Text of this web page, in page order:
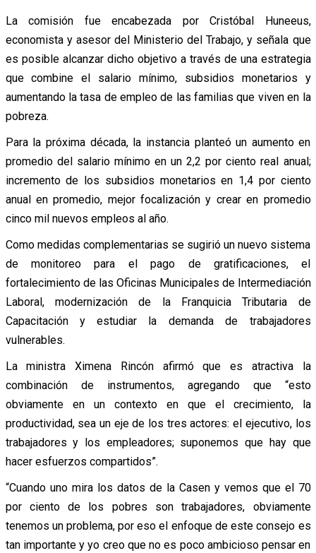
La comisión fue encabezada por Cristóbal Huneeus,
economista y asesor del Ministerio del Trabajo, y señala que
es posible alcanzar dicho objetivo a través de una estrategia
que combine el salario mínimo, subsidios monetarios y
aumentando la tasa de empleo de las familias que viven en la
pobreza.
Para la próxima década, la instancia planteó un aumento en
promedio del salario mínimo en un 2,2 por ciento real anual;
incremento de los subsidios monetarios en 1,4 por ciento
anual en promedio, mejor focalización y crear en promedio
cinco mil nuevos empleos al año.
Como medidas complementarias se sugirió un nuevo sistema
de monitoreo para el pago de gratificaciones, el
fortalecimiento de las Oficinas Municipales de Intermediación
Laboral, modernización de la Franquicia Tributaria de
Capacitación y estudiar la demanda de trabajadores
vulnerables.
La ministra Ximena Rincón afirmó que es atractiva la
combinación de instrumentos, agregando que “esto
obviamente en un contexto en que el crecimiento, la
productividad, sea un eje de los tres actores: el ejecutivo, los
trabajadores y los empleadores; suponemos que hay que
hacer esfuerzos compartidos”.
“Cuando uno mira los datos de la Casen y vemos que el 70
por ciento de los pobres son trabajadores, obviamente
tenemos un problema, por eso el enfoque de este consejo es
tan importante y yo creo que no es poco ambicioso pensar en